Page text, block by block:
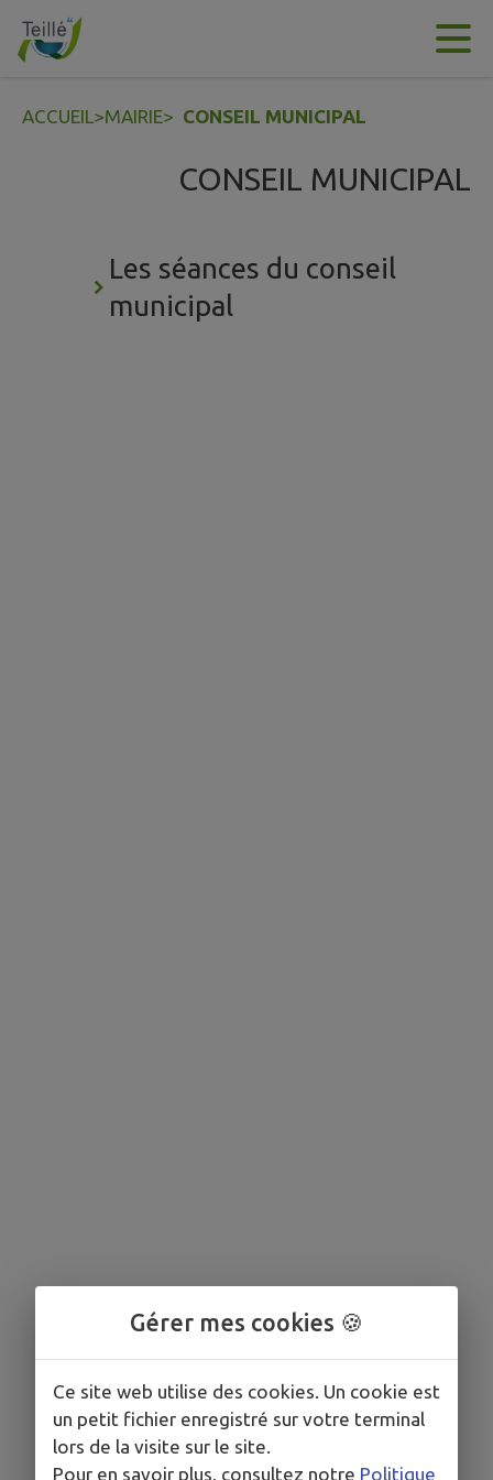
Contenu
ACCUEIL>MAIRIE> CONSEIL MUNICIPAL
CONSEIL MUNICIPAL
Les séances du conseil
municipal
Gérer mes cookies 🍪
Ce site web utilise des cookies. Un cookie est
un petit fichier enregistré sur votre terminal
lors de la visite sur le site.
Pour en savoir plus, consultez notre Politique